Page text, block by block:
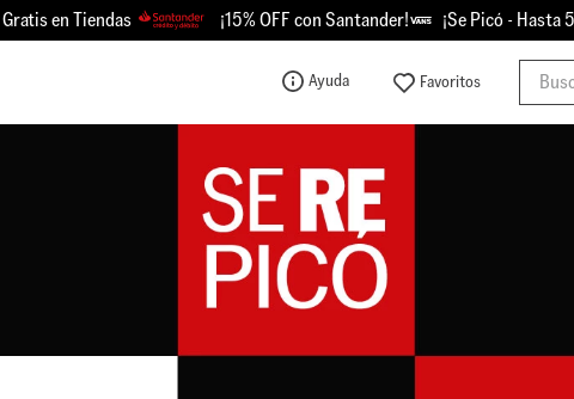
¡15% OFF con Santander! ¡Se Picó - Hasta 50% OFF!
Ayuda Buscar
TÉRMINOS MÁS BUSCADOS